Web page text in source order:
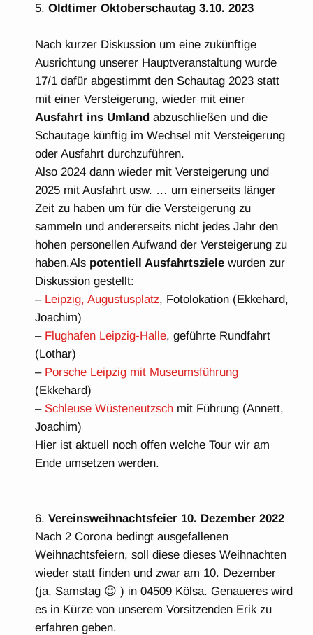
Oldtimer Oktoberschautag 3.10. 2023
Nach kurzer Diskussion um eine zukünftige
Ausrichtung unserer Hauptveranstaltung wurde
17/1 dafür abgestimmt den Schautag 2023 statt
mit einer Versteigerung, wieder mit einer
Ausfahrt ins Umland abzuschließen und die
Schautage künftig im Wechsel mit Versteigerung
oder Ausfahrt durchzuführen.
Also 2024 dann wieder mit Versteigerung und
2025 mit Ausfahrt usw. … um einerseits länger
Zeit zu haben um für die Versteigerung zu
sammeln und andererseits nicht jedes Jahr den
hohen personellen Aufwand der Versteigerung zu
haben.Als potentiell Ausfahrtsziele wurden zur
Diskussion gestellt:
– Leipzig, Augustusplatz, Fotolokation (Ekkehard,
Joachim)
– Flughafen Leipzig-Halle, geführte Rundfahrt
(Lothar)
– Porsche Leipzig mit Museumsführung
(Ekkehard)
– Schleuse Wüsteneutzsch mit Führung (Annett,
Joachim)
Hier ist aktuell noch offen welche Tour wir am
Ende umsetzen werden.
Vereinsweihnachtsfeier 10. Dezember 2022
Nach 2 Corona bedingt ausgefallenen
Weihnachtsfeiern, soll diese dieses Weihnachten
wieder statt finden und zwar am 10. Dezember
(ja, Samstag 😉 ) in 04509 Kölsa. Genaueres wird
es in Kürze von unserem Vorsitzenden Erik zu
erfahren geben.